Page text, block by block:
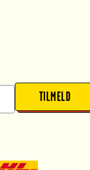
TILMELD